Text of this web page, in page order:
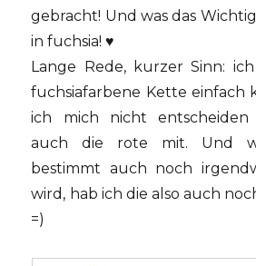
gebracht! Und was das
in fuchsia! ♥
Lange Rede, kurzer Sinn: ich
fuchsiafarbene Kette einfach
ich mich nicht
auch die rote mit. Und
bestimmt auch noch
wird, hab ich die also auch
=)